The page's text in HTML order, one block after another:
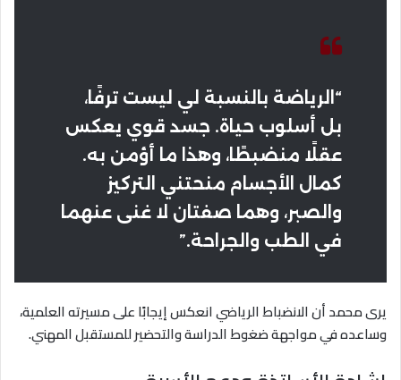
“الرياضة بالنسبة لي ليست ترفًا،
بل أسلوب حياة. جسد قوي يعكس
عقلًا منضبطًا، وهذا ما أؤمن به.
كمال الأجسام منحتني التركيز
والصبر، وهما صفتان لا غنى عنهما
في الطب والجراحة.”
يرى محمد أن الانضباط الرياضي انعكس إيجابًا على مسيرته العلمية،
وساعده في مواجهة ضغوط الدراسة والتحضير للمستقبل المهني.